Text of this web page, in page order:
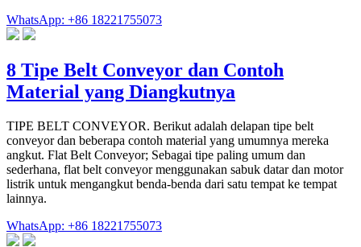
WhatsApp: +86 18221755073
8 Tipe Belt Conveyor dan Contoh
Material yang Diangkutnya
TIPE BELT CONVEYOR. Berikut adalah delapan tipe belt
conveyor dan beberapa contoh material yang umumnya mereka
angkut. Flat Belt Conveyor; Sebagai tipe paling umum dan
sederhana, flat belt conveyor menggunakan sabuk datar dan motor
listrik untuk mengangkut benda-benda dari satu tempat ke tempat
lainnya.
WhatsApp: +86 18221755073